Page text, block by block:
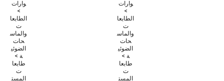
وارات
>
الطابعا
ت
والماس
حات
الضوئي
ة >
طابعا
ت
المست
وارات
>
الطابعا
ت
والماس
حات
الضوئي
ة >
طابعا
ت
المست